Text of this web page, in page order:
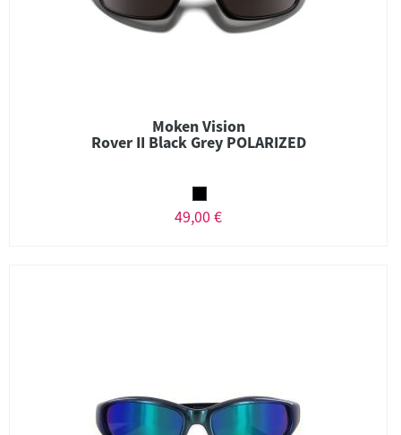
Moken Vision
Rover II Black Grey POLARIZED
49,00 €